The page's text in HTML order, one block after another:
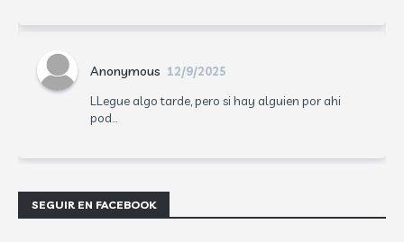
Anonymous 12/9/2025
LLegue algo tarde, pero si hay alguien por ahi
pod...
SEGUIR EN FACEBOOK